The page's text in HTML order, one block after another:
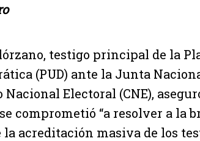
testigo principal de la
(PUD) ante la Junta
Nacional Electoral (CNE),
comprometió “a resolver a la
acreditación masiva de los